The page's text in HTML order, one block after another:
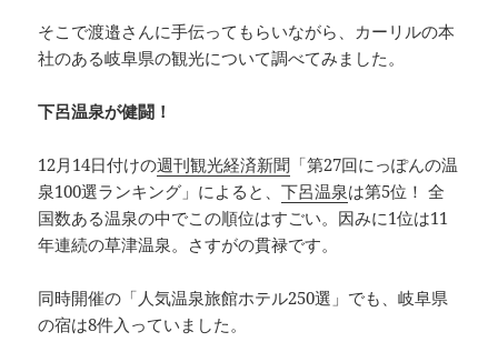
そこで渡邉さんに手伝ってもらいながら、カーリルの本
社のある岐阜県の観光について調べてみました。
下呂温泉が健闘！
12月14日付けの週刊観光経済新聞 「第27回にっぽんの温
泉100選ランキング」によると、下呂温泉は第5位！ 全
国数ある温泉の中でこの順位はすごい。因みに1位は11
年連続の草津温泉。さすがの貫禄です。
同時開催の「人気温泉旅館ホテル250選」でも、岐阜県
の宿は8件入っていました。